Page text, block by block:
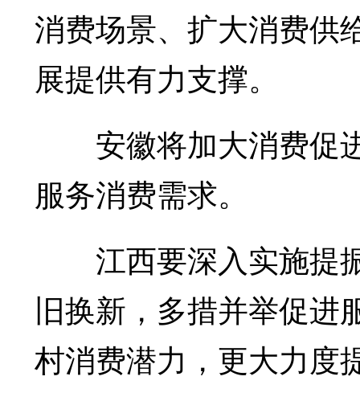
消费场景、扩大消费供
展提供有力支撑。
安徽将加大消费促
服务消费需求。
江西要深入实施提
旧换新，多措并举促进
村消费潜力，更大力度